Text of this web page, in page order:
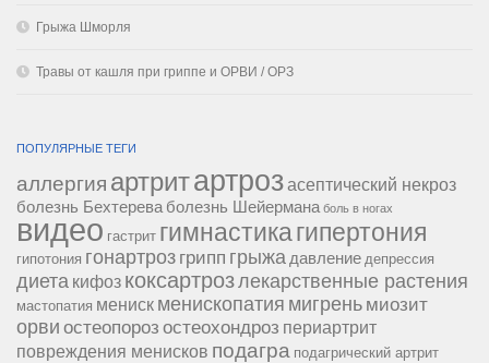
Грыжа Шморля
Травы от кашля при гриппе и ОРВИ / ОРЗ
ПОПУЛЯРНЫЕ ТЕГИ
аллергия артритартрозасептический некроз
болезнь Бехтерева болезнь Шейермана боль в ногах
видео гастрит гимнастикагипертония
гипотония гонартроз грипп грыжа давление депрессия
диета кифоз коксартрозлекарственные растения
мастопатия мениск менископатия мигрень миозит
орви остеопороз остеохондроз периартрит
повреждения менисков подагра подагрический артрит